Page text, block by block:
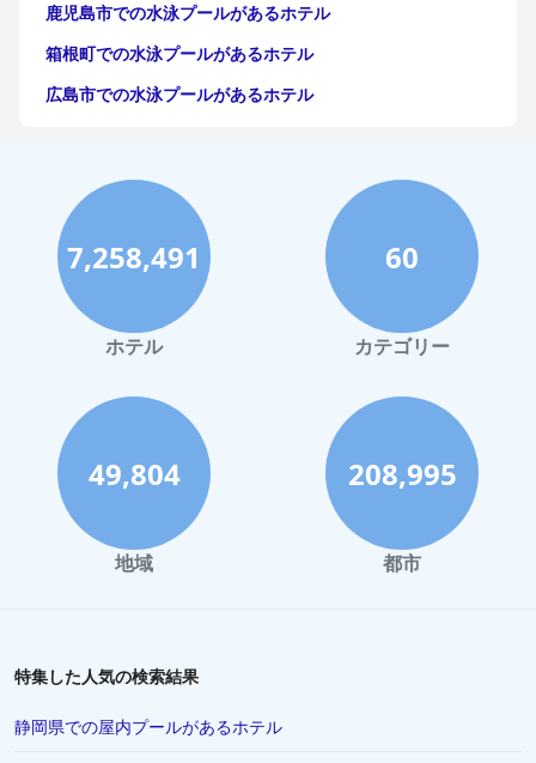
鹿児島市での水泳プールがあるホテル
箱根町での水泳プールがあるホテル
広島市での水泳プールがあるホテル
沖縄県での水泳プールがあるホテル
札幌市での水泳プールがあるホテル
北海道での水泳プールがあるホテル
愛知県での水泳プールがあるホテル
和歌山市での水泳プールがあるホテル
新潟市での水泳プールがあるホテル
阿蘇市での水泳プールがあるホテル
佐世保での水泳プールがあるホテル
福島県での水泳プールがあるホテル
鹿児島県での水泳プールがあるホテル
7,258,491
ホテル
60
カテゴリー
49,804
地域
208,995
都市
特集した人気の検索結果
静岡県での屋内プールがあるホテル